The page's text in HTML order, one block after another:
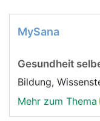
MySana
Gesundheit
Bildung,
Mehr zum Thema